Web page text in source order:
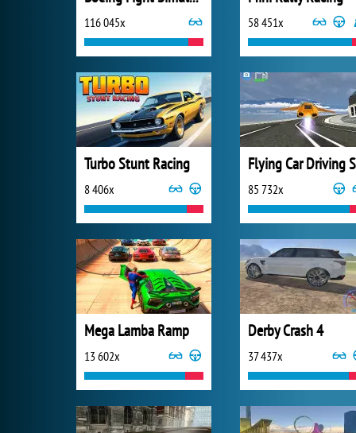
116 045x 58 451x
Turbo Stunt Racing
8 406x 85 732x
Mega Lamba Ramp
13 602x
Derby Crash 4
37 437x